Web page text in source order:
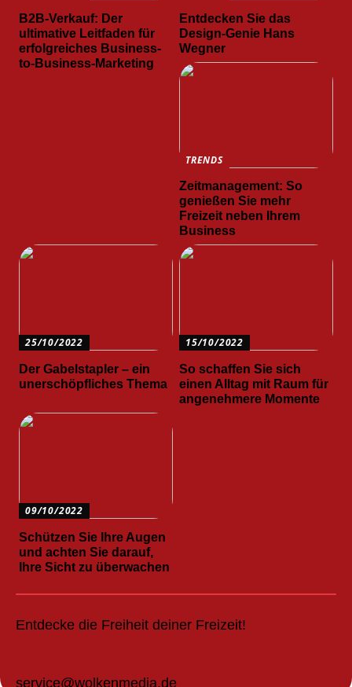
B2B-Verkauf: Der
ultimative Leitfaden für
erfolgreiches Business-
to-Business-Marketing
Entdecken Sie das
Design-Genie Hans
Wegner
TRENDS
Zeitmanagement: So
genießen Sie mehr
Freizeit neben Ihrem
Business
25/10/2022
Der Gabelstapler – ein
unerschöpfliches Thema
15/10/2022
So schaffen Sie sich
einen Alltag mit Raum für
angenehmere Momente
09/10/2022
Schützen Sie Ihre Augen
und achten Sie darauf,
Ihre Sicht zu überwachen
Entdecke die Freiheit deiner Freizeit!
service@wolkenmedia.de